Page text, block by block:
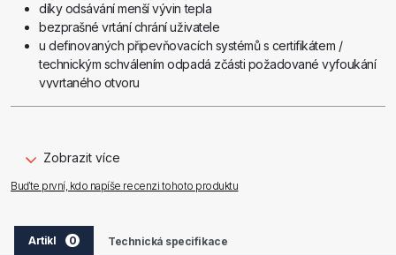
díky odsávání menší vývin tepla
bezprašné vrtání chrání uživatele
u definovaných připevňovacích systémů s certifikátem /
technickým schválením odpadá zčásti požadované vyfoukání
vyvrtaného otvoru
Použití
vrtání do armovaného betonu, betonu, kamene, zdiva, plných
veřejných budovách
Zobrazit více
Buďte první, kdo napíše recenzi tohoto produktu
Artikl 0 Technická specifikace